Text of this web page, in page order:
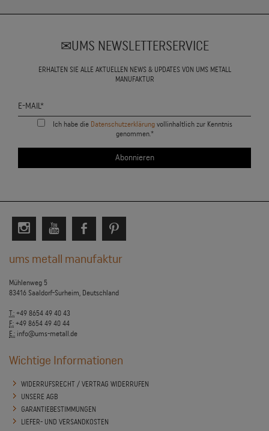
UMS NEWSLETTERSERVICE
ERHALTEN SIE ALLE AKTUELLEN NEWS & UPDATES VON UMS METALL
MANUFAKTUR
Ich habe die Datenschutzerklärungvollinhaltlich zur Kenntnis
genommen.*
ums metall manufaktur
Mühlenweg 5
83416 Saaldorf-Surheim, Deutschland
T.: +49 8654 49 40 43
F.: +49 8654 49 40 44
E.: info@ums-metall.de
Wichtige Informationen
WIDERRUFSRECHT / VERTRAG WIDERRUFEN
UNSERE AGB
GARANTIEBESTIMMUNGEN
LIEFER- UND VERSANDKOSTEN